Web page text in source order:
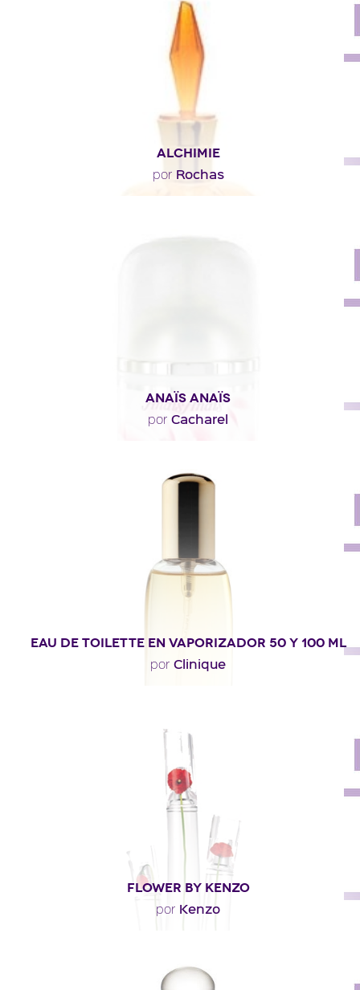
ALCHIMIE
por Rochas
y sensuales de casís, bergamota y..."
ANAÏS ANAÏS
por Cacharel
"Las notas de cabeza son verdes y frescas, con jacinto
y madreselva. El corazón reposa sobre la..."
EAU DE TOILETTE EN VAPORIZADOR 50 Y 100 ML
por Clinique
verbena, la salvia y la manzanilla, para luego..."
Descripción del perfume
FLOWER BY KENZO
por Kenzo
corazón intensa, caracterizada por la violeta..."